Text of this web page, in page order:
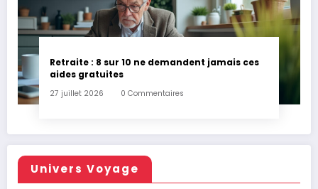
Retraite : 8 sur 10 ne demandent jamais ces
aides gratuites
27 juillet 2026 0 Commentaires
Univers Voyage